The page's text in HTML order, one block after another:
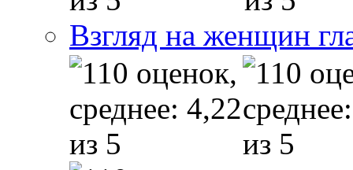
Взгляд на женщин